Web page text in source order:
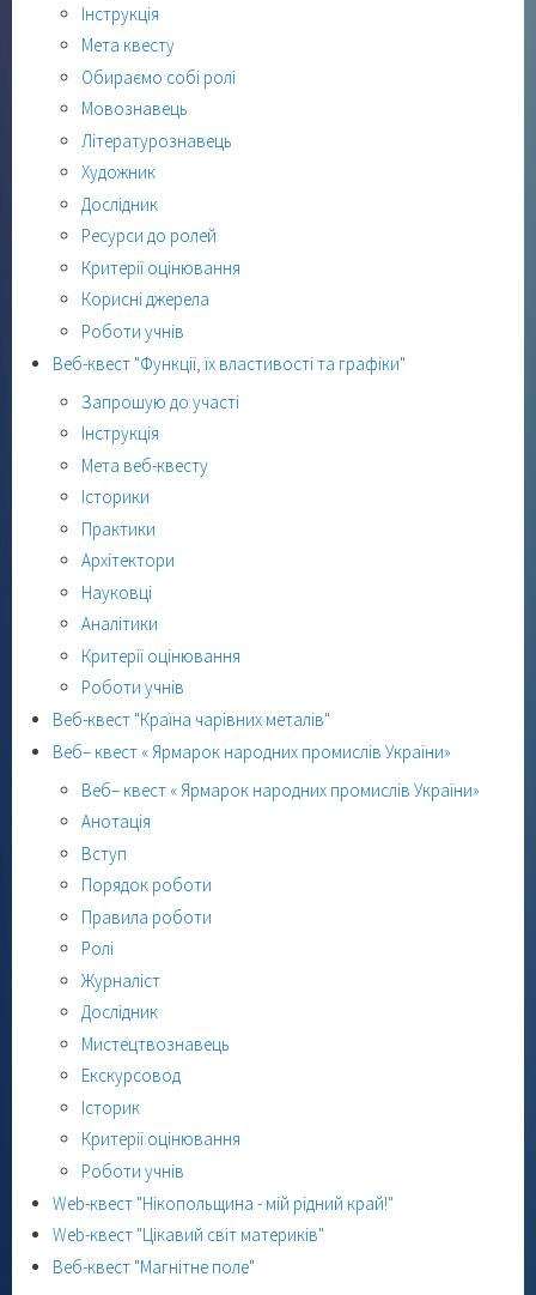
Інструкція
Мета квесту
Обираємо собі ролі
Мовознавець
Літературознавець
Художник
Дослідник
Ресурси до ролей
Критерії оцінювання
Корисні джерела
Роботи учнів
Веб-квест "Функції, їх властивості та графіки"
Запрошую до участі
Інструкція
Мета веб-квесту
Історики
Практики
Архітектори
Науковці
Аналітики
Критерії оцінювання
Роботи учнів
Веб-квест "Країна чарівних металів"
Веб– квест « Ярмарок народних промислів України»
Веб– квест « Ярмарок народних промислів України»
Анотація
Вступ
Порядок роботи
Правила роботи
Ролі
Журналіст
Дослідник
Мистецтвознавець
Екскурсовод
Історик
Критерії оцінювання
Роботи учнів
Web-квест "Нікопольщина - мій рідний край!"
Web-квест "Цікавий світ материків"
Веб-квест "Магнітне поле"